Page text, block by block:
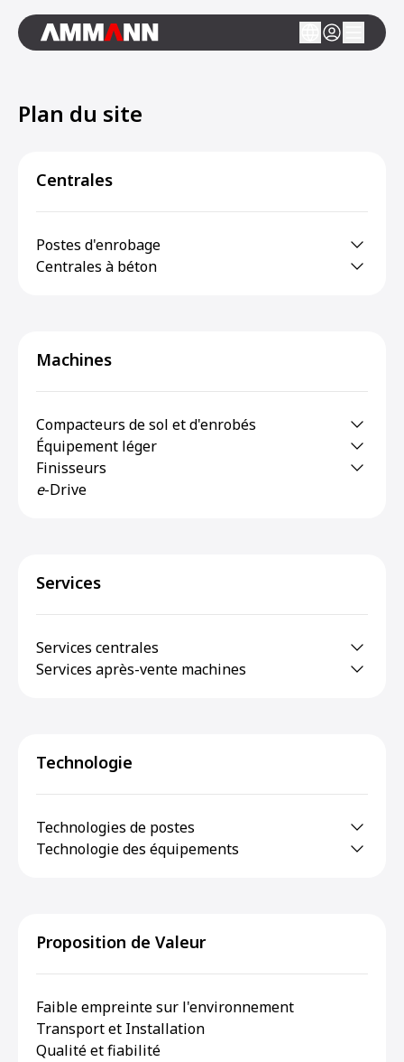
Plan du site
Centrales
Postes d'enrobage
Centrales à béton
Machines
Compacteurs de sol et d'enrobés
Équipement léger
Finisseurs
e-Drive
Services
Services centrales
Services après-vente machines
Technologie
Technologies de postes
Technologie des équipements
Proposition de Valeur
Faible empreinte sur l'environnement
Transport et Installation
Qualité et fiabilité